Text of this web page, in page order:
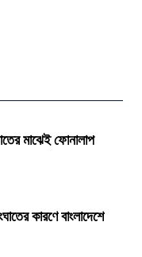
মাঝেই ফোনালাপ
কারণে বাংলাদেশে